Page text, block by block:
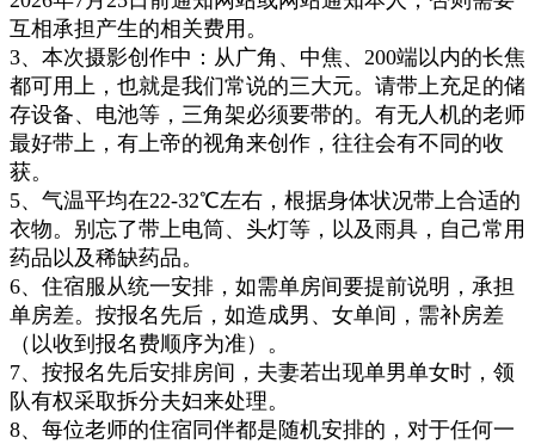
互相承担产生的相关费用。
3、 本次摄影创作中 ：从广角、中焦、200端以内的长焦
都可用上 ，也就是我们常说的三大元。请带上充足的储
存设备、电池等，三角架必须要带的。 有无人机的老师
最好带上，有上帝的视角来创作，往往会有不同的收
获。
5、 气温平均在22-32℃左右， 根据身体状况带上合适的
衣物。别忘了带上电筒、头灯等， 以及 雨具 ， 自己常用
药品以及稀缺药品。
6、住宿服从统一安排，如需单房间要提前说明， 承担
单房差。按报名先后，如造成男、女单间，需补房差
（以收到报名费顺序为准）。
7、按报名先后安排房间，夫妻若出现单男单女时，领
队有权采取拆分夫妇来处理。
8、每位老师的住宿同伴都是随机安排的，对于任何一